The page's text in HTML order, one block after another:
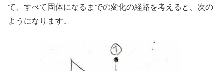
て、すべて固体になるまでの変化の経路を考えると、次の
ようになります。